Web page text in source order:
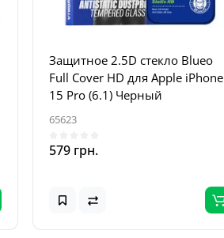
Защитное 2.5D стекло Blueo
Full Cover HD для Apple iPhone
15 Pro (6.1) Черный
65623
579 грн.